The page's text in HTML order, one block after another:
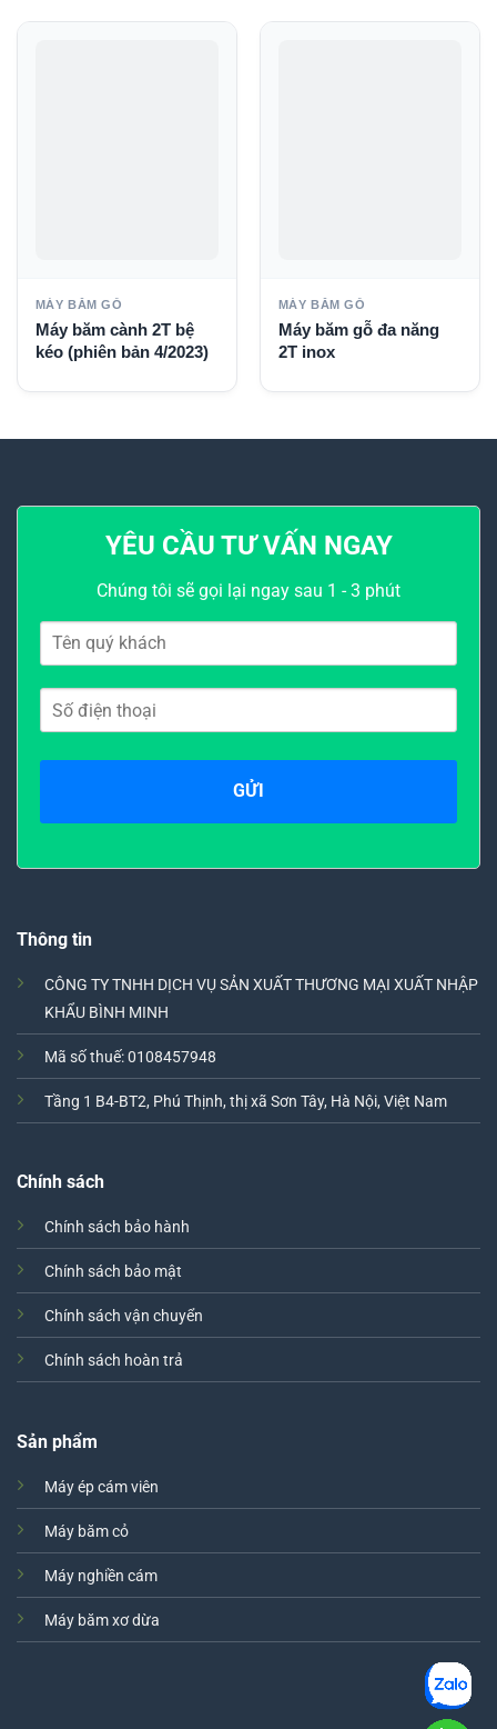
MÁY BĂM GỖ
Máy băm cành 2T bệ
kéo (phiên bản 4/2023)
MÁY BĂM GỖ
Máy băm gỗ đa năng
2T inox
YÊU CẦU TƯ VẤN NGAY
Chúng tôi sẽ gọi lại ngay sau 1 - 3 phút
Thông tin
CÔNG TY TNHH DỊCH VỤ SẢN XUẤT THƯƠNG MẠI XUẤT NHẬP
KHẨU BÌNH MINH
Mã số thuế: 0108457948
Tầng 1 B4-BT2, Phú Thịnh, thị xã Sơn Tây, Hà Nội, Việt Nam
Chính sách
Chính sách bảo hành
Chính sách bảo mật
Chính sách vận chuyển
Chính sách hoàn trả
Sản phẩm
Máy ép cám viên
Máy băm cỏ
Máy nghiền cám
Máy băm xơ dừa